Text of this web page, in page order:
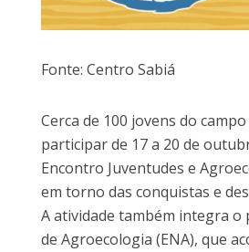
Fonte: Centro Sabiá
Cerca de 100 jovens do
participar de 17 a 20 de
Encontro Juventudes e
em torno das conquistas e
A atividade também integra
de Agroecologia (ENA), que